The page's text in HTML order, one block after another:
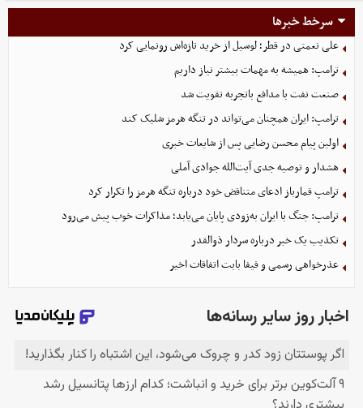
سرخط خبرها
علی نعمتی در قطر؛ لوسیل از خرید تازه‌اش رونمایی کرد
ترامپ: همیشه به مهمات بیشتر نیاز داریم
صنعت نفت با مدافع باتجربه تقویت شد
ترامپ: ایران همچنان می‌تواند در تنگه هرمز شلیک کند
اولین پیام محسن رضایی پس از شایعات خبری
هشدار و توصیه جدی آیت‌الله جوادی آملی
ترامپ قمارباز ادعای متناقض خود درباره تنگه هرمز را تکرار کرد
ترامپ: جنگ با ایران به‌زودی پایان می‌یابد؛ مذاکرات خوب پیش می‌رود
تکذیب یک خبر درباره سردار ذوالقدر
عذرخواهی رسمی و فیفا بابت اتفاقات اخیر